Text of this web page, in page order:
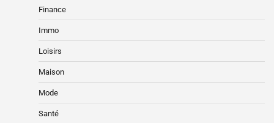
Finance
Immo
Loisirs
Maison
Mode
Santé